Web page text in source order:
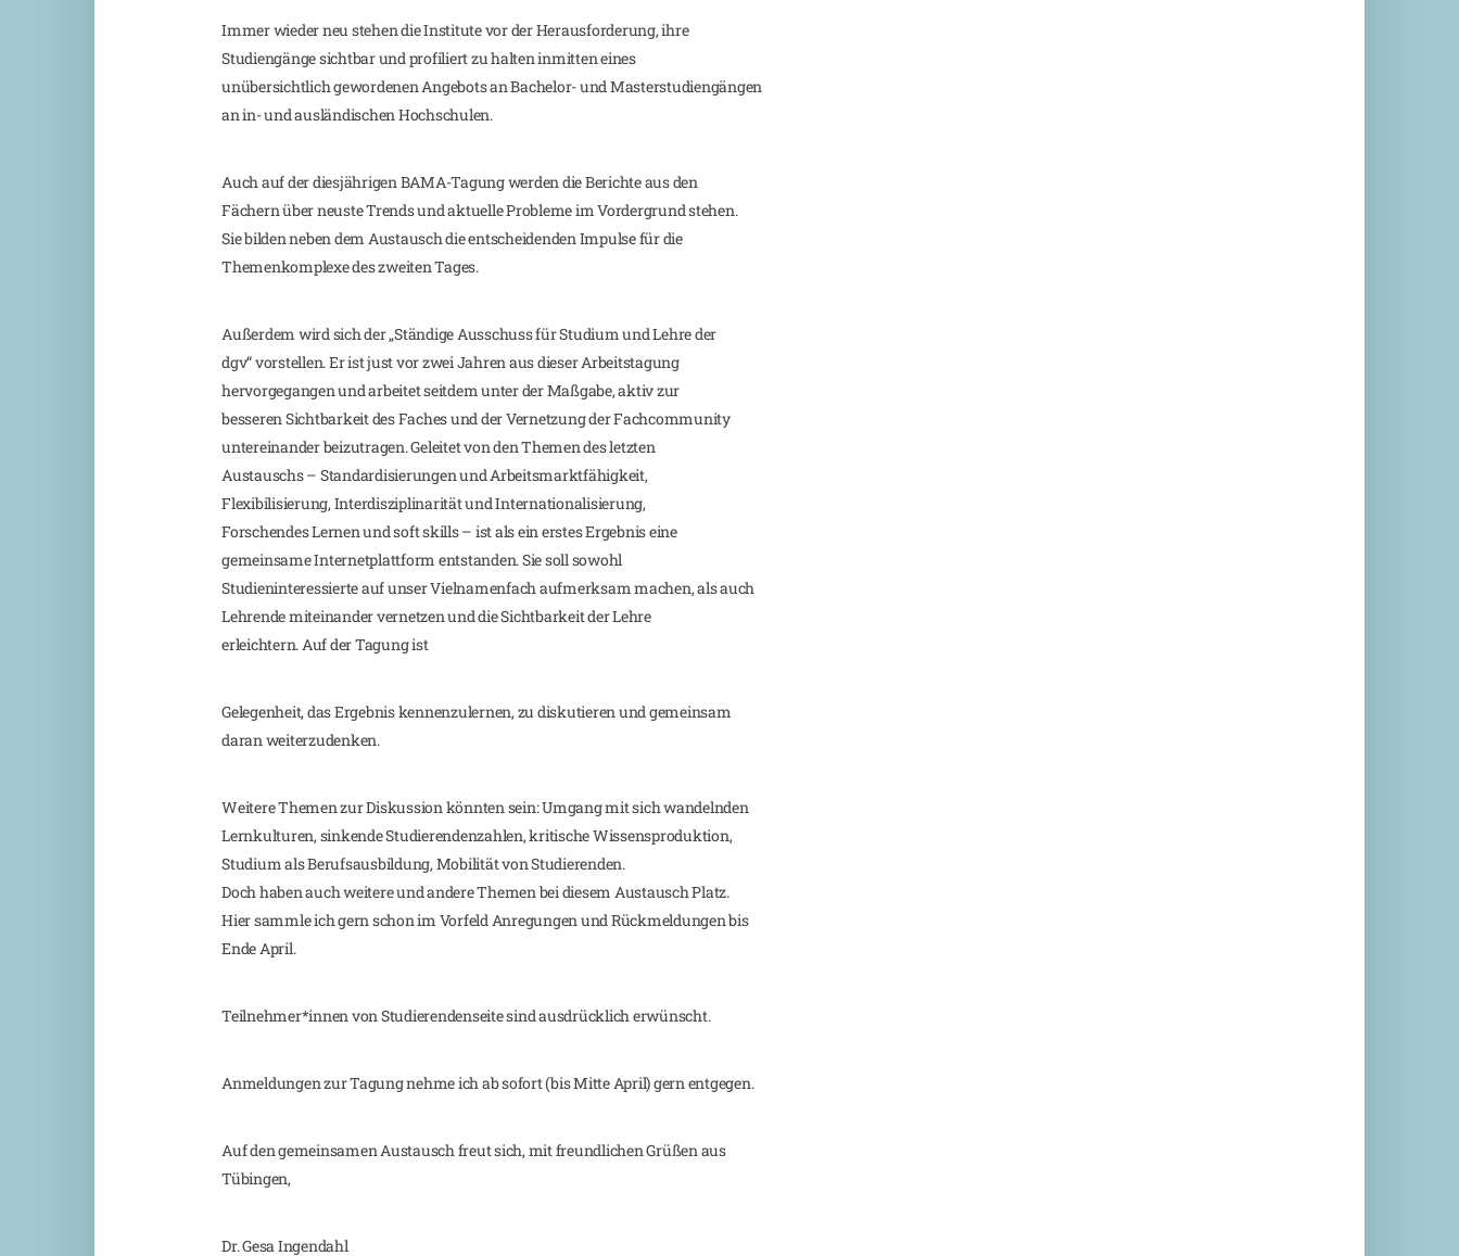
Immer wieder neu stehen die Institute vor der Herausforderung, ihre
Studiengänge sichtbar und profiliert zu halten inmitten eines
unübersichtlich gewordenen Angebots an Bachelor- und Masterstudiengängen
an in- und ausländischen Hochschulen.
Auch auf der diesjährigen BAMA-Tagung werden die Berichte aus den
Fächern über neuste Trends und aktuelle Probleme im Vordergrund stehen.
Sie bilden neben dem Austausch die entscheidenden Impulse für die
Themenkomplexe des zweiten Tages.
Außerdem wird sich der „Ständige Ausschuss für Studium und Lehre der
dgv“ vorstellen. Er ist just vor zwei Jahren aus dieser Arbeitstagung
hervorgegangen und arbeitet seitdem unter der Maßgabe, aktiv zur
besseren Sichtbarkeit des Faches und der Vernetzung der Fachcommunity
untereinander beizutragen. Geleitet von den Themen des letzten
Austauschs – Standardisierungen und Arbeitsmarktfähigkeit,
Flexibilisierung, Interdisziplinarität und Internationalisierung,
Forschendes Lernen und soft skills – ist als ein erstes Ergebnis eine
gemeinsame Internetplattform entstanden. Sie soll sowohl
Studieninteressierte auf unser Vielnamenfach aufmerksam machen, als auch
Lehrende miteinander vernetzen und die Sichtbarkeit der Lehre
erleichtern. Auf der Tagung ist
Gelegenheit, das Ergebnis kennenzulernen, zu diskutieren und gemeinsam
daran weiterzudenken.
Weitere Themen zur Diskussion könnten sein: Umgang mit sich wandelnden
Lernkulturen, sinkende Studierendenzahlen, kritische Wissensproduktion,
Studium als Berufsausbildung, Mobilität von Studierenden.
Doch haben auch weitere und andere Themen bei diesem Austausch Platz.
Hier sammle ich gern schon im Vorfeld Anregungen und Rückmeldungen bis
Ende April.
Teilnehmer*innen von Studierendenseite sind ausdrücklich erwünscht.
Anmeldungen zur Tagung nehme ich ab sofort (bis Mitte April) gern entgegen.
Auf den gemeinsamen Austausch freut sich, mit freundlichen Grüßen aus
Tübingen,
Dr. Gesa Ingendahl